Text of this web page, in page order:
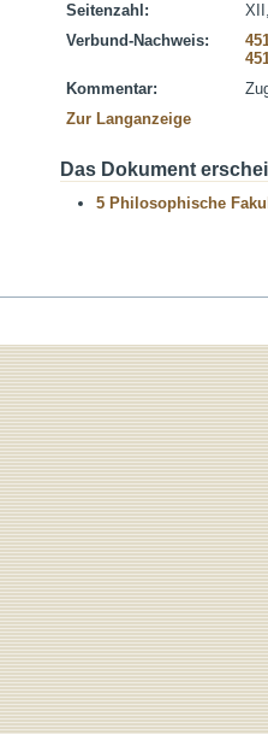
Seitenzahl:
Verbund-Nachweis:
Kommentar:
Zur Langanzeige
Das Dokument
5 Philosophische